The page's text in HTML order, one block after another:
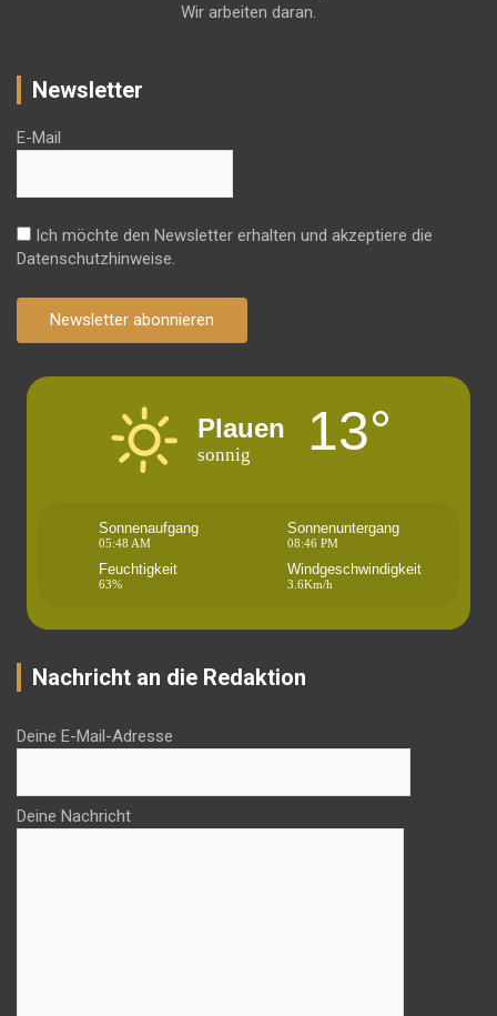
Wir arbeiten daran.
Newsletter
E-Mail
Ich möchte den Newsletter erhalten und akzeptiere die
Datenschutzhinweise.
Newsletter abonnieren
Plauen
sonnig 13°
Sonnenaufgang
05:48 AM
Sonnenuntergang
08:46 PM
Feuchtigkeit
63%
Windgeschwindigkeit
3.6Km/h
Nachricht an die Redaktion
Deine E-Mail-Adresse
Deine Nachricht